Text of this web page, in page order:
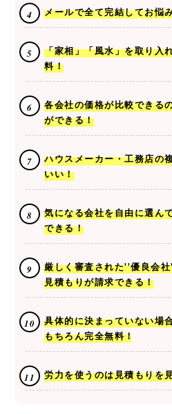
メールで全て完結してお悩
「家相」「風水」を取り入
料！
各会社の価格が比較できる
ができる！
ハウスメーカー・工務店の
いい！
気になる会社を自由に選ん
できる！
厳しく審査された''優良会
見積もりが請求できる！
具体的に決まっていない場
もちろん完全無料！
労力を使うのは見積もりを